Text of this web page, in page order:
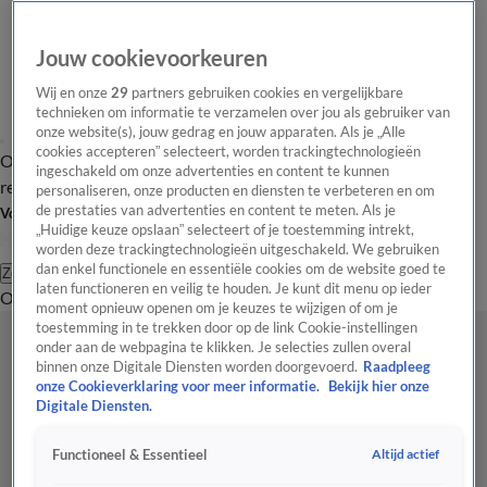
Overzicht Laatste nieuws Regionieuws Het beste van Hart
Tip de
redactie
Volg Hart van Nederland
Zoeken
OverzichtRegioUitzendingenWeerTip de redactiePanelVideo's
Jouw cookievoorkeuren
Wij en onze29 partners gebruiken cookies en vergelijkbare
technieken om informatie te verzamelen over jou als gebruiker van
onze website(s), jouw gedrag en jouw apparaten. Als je „Alle
cookies accepteren” selecteert, worden trackingtechnologieën
ingeschakeld om onze advertenties en content te kunnen
personaliseren, onze producten en diensten te verbeteren en om
de prestaties van advertenties en content te meten. Als je
„Huidige keuze opslaan” selecteert of je toestemming intrekt,
worden deze trackingtechnologieën uitgeschakeld. We gebruiken
dan enkel functionele en essentiële cookies om de website goed te
laten functioneren en veilig te houden. Je kunt dit menu op ieder
moment opnieuw openen om je keuzes te wijzigen of om je
toestemming in te trekken door op de link Cookie-instellingen
onder aan de webpagina te klikken. Je selecties zullen overal
binnen onze Digitale Diensten worden doorgevoerd. Raadpleeg
onze Cookieverklaring voor meer informatie.
Bekijk hier onze
Digitale Diensten.
Functioneel & Essentieel Altijd actief